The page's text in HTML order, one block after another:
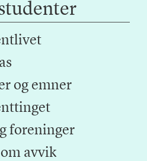
og emner
foreninger
avvik